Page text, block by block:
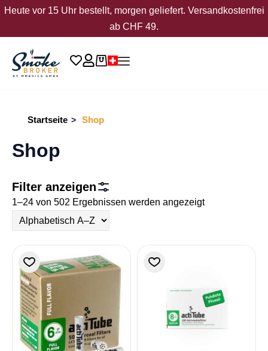
Heute vor 15 Uhr bestellt, morgen geliefert. Versandkostenfrei
ab CHF 49.
Startseite > Shop
Shop
Filter anzeigen
1–24 von 502 Ergebnissen werden angezeigt